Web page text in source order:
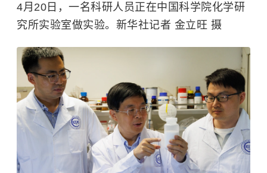
4月20日，一名科研人员正在中国科学院化学研
究所实验室做实验。新华社记者 金立旺 摄